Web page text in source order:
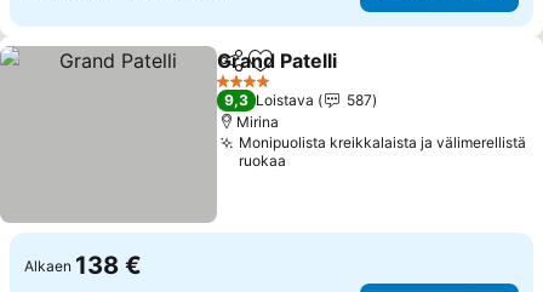
Jaa Lisää suosikkeihin
Grand Patelli
4 Tähtiluokitus
9,3 Loistava
587
Mirina
Monipuolista kreikkalaista ja välimerellistä
ruokaa
Alkaen 138 €